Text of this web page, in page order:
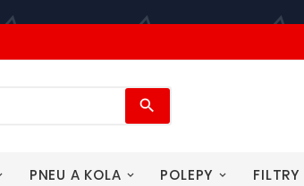

PNEU A KOLA POLEPY FILTRY